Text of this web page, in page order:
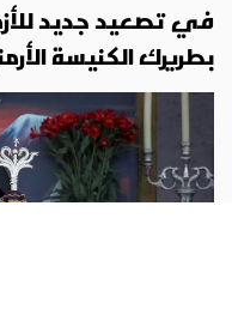
في تصعيد جديد
بطريرك الكنيسة